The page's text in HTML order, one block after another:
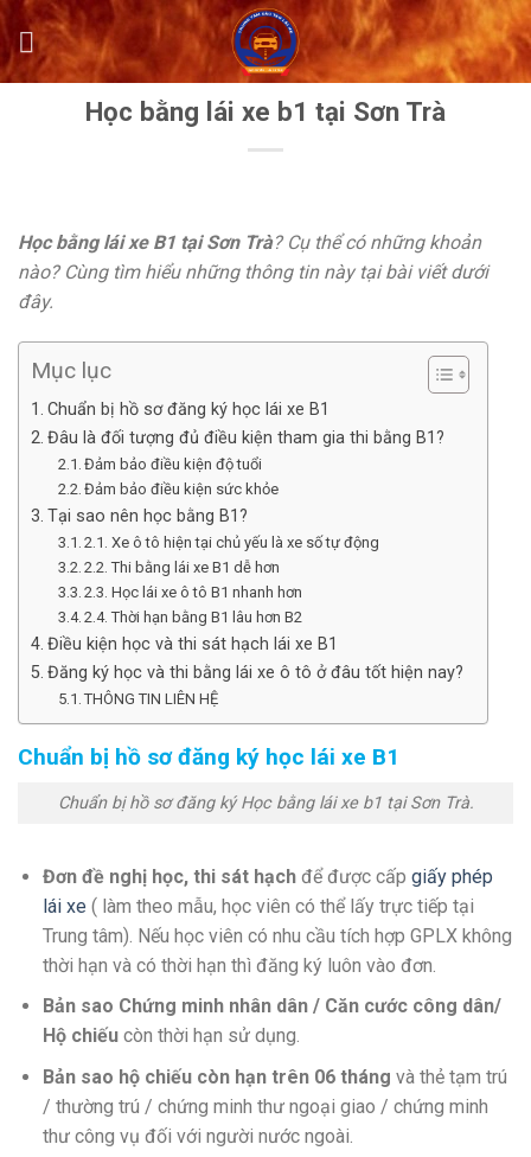
Skip
to
content
Học bằng lái xe b1 tại Sơn Trà
Học bằng lái xe B1 tại Sơn Trà? Cụ thể có những khoản
nào? Cùng tìm hiểu những thông tin này tại bài viết dưới
đây.
Mục lục
Chuẩn bị hồ sơ đăng ký học lái xe B1
Đâu là đối tượng đủ điều kiện tham gia thi bằng B1?
Đảm bảo điều kiện độ tuổi
Đảm bảo điều kiện sức khỏe
Tại sao nên học bằng B1?
2.1. Xe ô tô hiện tại chủ yếu là xe số tự động
2.2. Thi bằng lái xe B1 dễ hơn
2.3. Học lái xe ô tô B1 nhanh hơn
2.4. Thời hạn bằng B1 lâu hơn B2
Điều kiện học và thi sát hạch lái xe B1
Đăng ký học và thi bằng lái xe ô tô ở đâu tốt hiện nay?
THÔNG TIN LIÊN HỆ
Chuẩn bị hồ sơ đăng ký học lái xe B1
Chuẩn bị hồ sơ đăng ký Học bằng lái xe b1 tại Sơn Trà.
Đơn đề nghị học, thi sát hạchđể được cấp giấy phép
lái xe ( làm theo mẫu, học viên có thể lấy trực tiếp tại
Trung tâm). Nếu học viên có nhu cầu tích hợp GPLX không
thời hạn và có thời hạn thì đăng ký luôn vào đơn.
Bản sao Chứng minh nhân dân / Căn cước công dân/
Hộ chiếucòn thời hạn sử dụng.
Bản sao hộ chiếu còn hạn trên 06 tháng và thẻ tạm trú
/ thường trú / chứng minh thư ngoại giao / chứng minh
thư công vụ đối với người nước ngoài.